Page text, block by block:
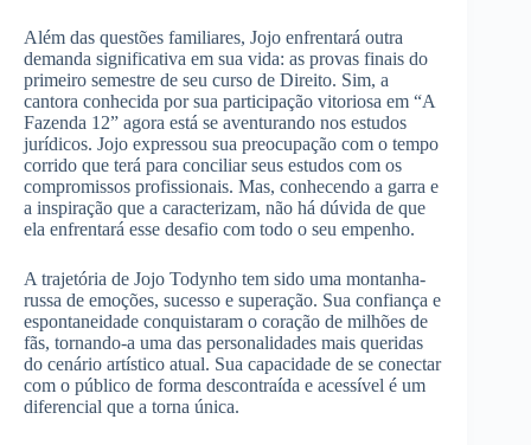
Além das questões familiares, Jojo enfrentará outra
demanda significativa em sua vida: as provas finais do
primeiro semestre de seu curso de Direito. Sim, a
cantora conhecida por sua participação vitoriosa em “A
Fazenda 12” agora está se aventurando nos estudos
jurídicos. Jojo expressou sua preocupação com o tempo
corrido que terá para conciliar seus estudos com os
compromissos profissionais. Mas, conhecendo a garra e
a inspiração que a caracterizam, não há dúvida de que
ela enfrentará esse desafio com todo o seu empenho.
A trajetória de Jojo Todynho tem sido uma montanha-
russa de emoções, sucesso e superação. Sua confiança e
espontaneidade conquistaram o coração de milhões de
fãs, tornando-a uma das personalidades mais queridas
do cenário artístico atual. Sua capacidade de se conectar
com o público de forma descontraída e acessível é um
diferencial que a torna única.